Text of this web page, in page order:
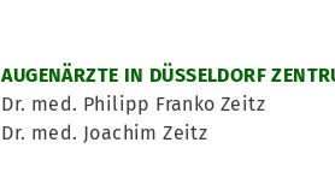
AUGENÄRZTE IN DÜSSELDORF
Dr. med. Philipp Franko Zeitz
Dr. med. Joachim Zeitz